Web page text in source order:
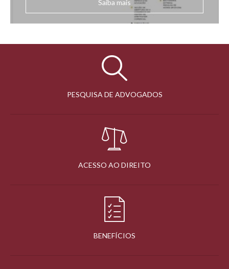
Saiba mais
PESQUISA DE ADVOGADOS
ACESSO AO DIREITO
BENEFÍCIOS